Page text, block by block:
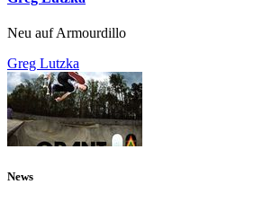
Neu auf Armourdillo
Greg Lutzka
News